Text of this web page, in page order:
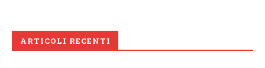
ARTICOLI RECENTI